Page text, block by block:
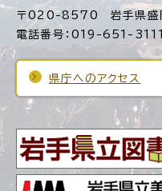
〒020-8570 岩手県盛
電話番号：019-651-3111
県庁へのアクセス